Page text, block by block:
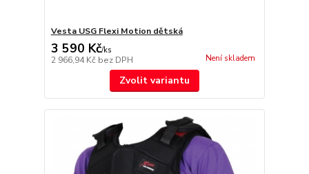
Vesta USG Flexi Motion dětská
3 590 Kč/ks
2 966,94 Kč bez DPH Není skladem
Zvolit variantu